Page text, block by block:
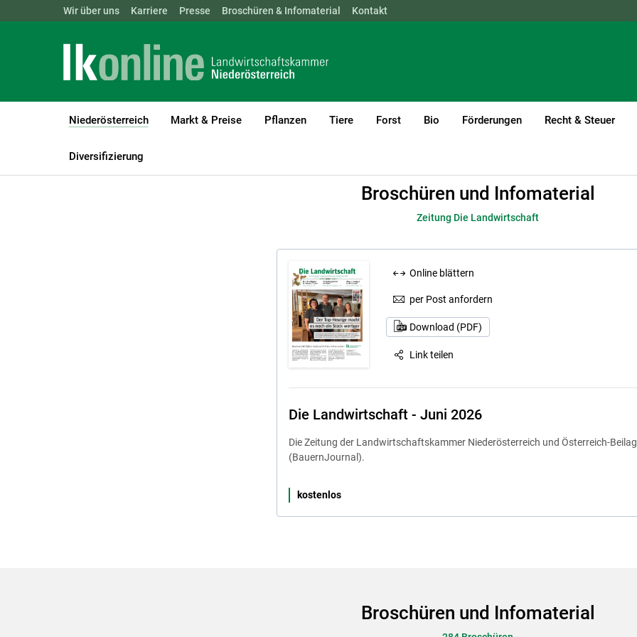
Landwirtschaftskammern: ÖSTERREICH BGLD KTN NÖ OÖ SBG
Wir über uns Karriere Presse Broschüren & Infomaterial Kontakt
Niederösterreich
(current)1
Markt & Preise Pflanzen Tiere Forst Bio Förderungen Recht & Steuer
Diversifizierung
LK Niederösterreich
Broschüren und Infomaterial
Zeitung Die Landwirtschaft
Online blättern
per Post anfordern
Download (PDF)
Link teilen
Die Landwirtschaft - Juni 2026
Die Zeitung der Landwirtschaftskammer Niederösterreich und Österreich-
(BauernJournal).
kostenlos
Broschüren und Infomaterial